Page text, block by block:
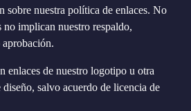
sobre nuestra política de enlaces. No
no implican nuestro respaldo,
enlaces de nuestro logotipo u otra
salvo acuerdo de licencia de